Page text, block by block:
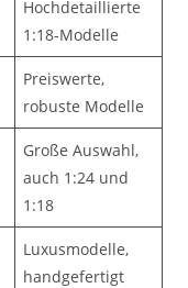
Hochdetaillierte
1:18-Modelle
Preiswerte,
robuste Modelle
Große Auswahl,
auch 1:24 und
1:18
Luxusmodelle,
handgefertigt